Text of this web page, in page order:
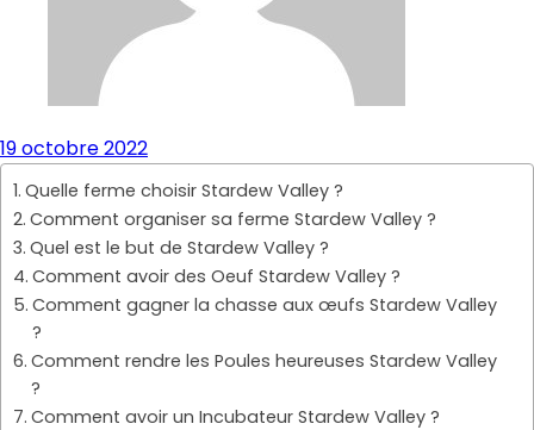
19 octobre 2022
Quelle ferme choisir Stardew Valley ?
Comment organiser sa ferme Stardew Valley ?
Quel est le but de Stardew Valley ?
Comment avoir des Oeuf Stardew Valley ?
Comment gagner la chasse aux œufs Stardew Valley
?
Comment rendre les Poules heureuses Stardew Valley
?
Comment avoir un Incubateur Stardew Valley ?